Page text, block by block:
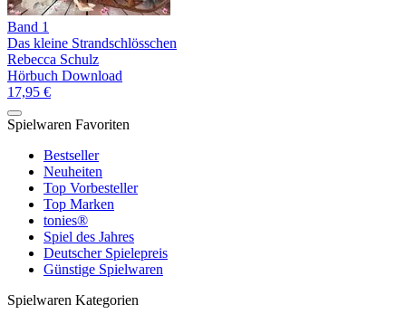
Band 1
Das kleine Strandschlösschen
Rebecca Schulz
Hörbuch Download
17,95 €
Spielwaren Favoriten
Bestseller
Neuheiten
Top Vorbesteller
Top Marken
tonies®
Spiel des Jahres
Deutscher Spielepreis
Günstige Spielwaren
Spielwaren Kategorien